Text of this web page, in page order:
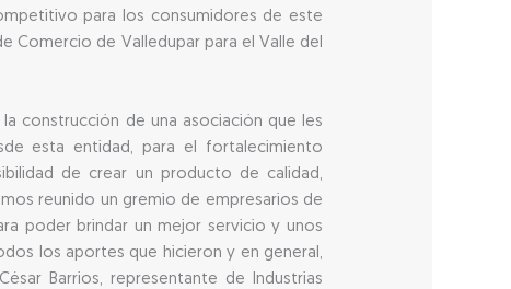
para los consumidores de este
Comercio de Valledupar para el Valle del
construcción de una asociación que les
esta entidad, para el fortalecimiento
de crear un producto de calidad,
reunido un gremio de empresarios de
poder brindar un mejor servicio y unos
los aportes que hicieron y en general,
Barrios, representante de Industrias